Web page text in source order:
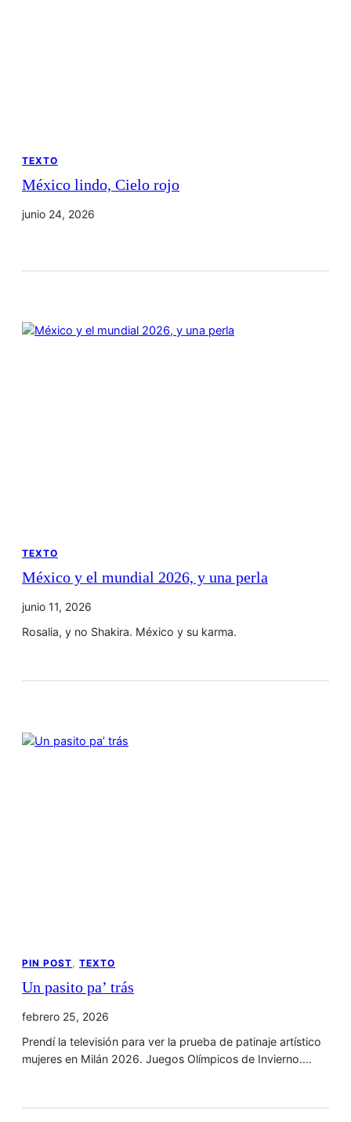
TEXTO
México lindo, Cielo rojo
junio 24, 2026
TEXTO
México y el mundial 2026, y una perla
junio 11, 2026
Rosalia, y no Shakira. México y su karma.
PIN POST, TEXTO
Un pasito pa’ trás
febrero 25, 2026
Prendí la televisión para ver la prueba de patinaje artístico
mujeres en Milán 2026. Juegos Olímpicos de Invierno.…